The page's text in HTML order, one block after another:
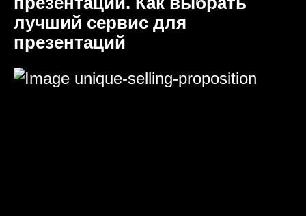
лучший сервис для
презентаций